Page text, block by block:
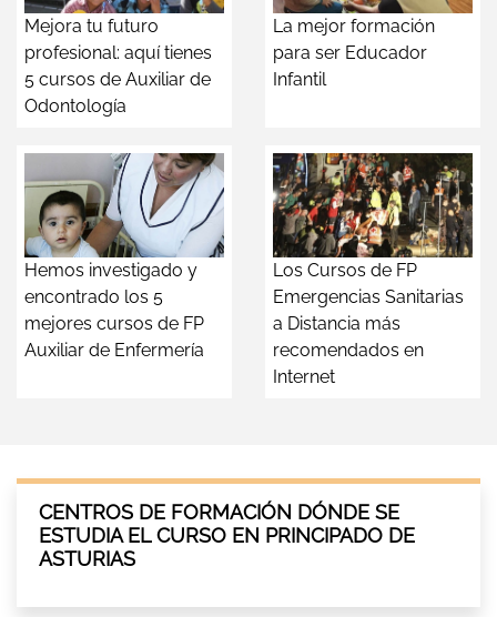
Mejora tu futuro
profesional: aquí tienes
5 cursos de Auxiliar de
Odontología
La mejor formación
para ser Educador
Infantil
Hemos investigado y
encontrado los 5
mejores cursos de FP
Auxiliar de Enfermería
Los Cursos de FP
Emergencias Sanitarias
a Distancia más
recomendados en
Internet
CENTROS DE FORMACIÓN DÓNDE SE
ESTUDIA EL CURSO EN PRINCIPADO DE
ASTURIAS